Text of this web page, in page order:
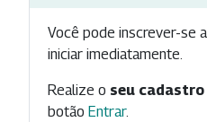
Você pode inscrever-se
iniciar imediatamente.
Realize o seu cadastro
botão Entrar.